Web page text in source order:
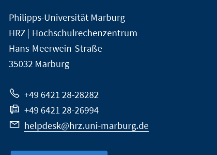
Kontakt
und
Informationen
zur
Website
der
Universität
Marburg
Philipps-Universität Marburg
HRZ | Hochschulrechenzentrum
Hans-Meerwein-Straße
35032 Marburg
+49 6421 28-28282
+49 6421 28-26994
helpdesk@hrz.uni-marburg.de